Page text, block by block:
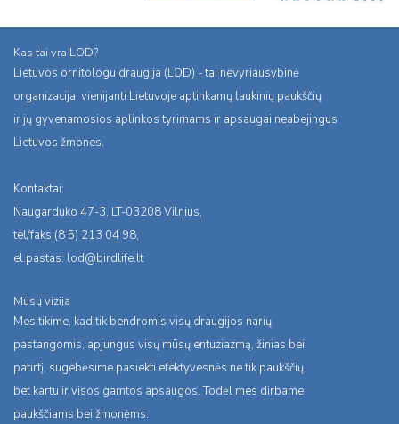
Kas tai yra LOD?
Lietuvos ornitologu draugija (LOD) - tai nevyriausybinė
organizacija, vienijanti Lietuvoje aptinkamų laukinių paukščių
ir jų gyvenamosios aplinkos tyrimams ir apsaugai neabejingus
Lietuvos žmones.
Kontaktai:
Naugarduko 47-3, LT-03208 Vilnius,
tel/faks:(8 5) 213 04 98,
el.pastas: lod@birdlife.lt
Mūsų vizija
Mes tikime, kad tik bendromis visų draugijos narių
pastangomis, apjungus visų mūsų entuziazmą, žinias bei
patirtį, sugebėsime pasiekti efektyvesnės ne tik paukščių,
bet kartu ir visos gamtos apsaugos. Todėl mes dirbame
paukščiams bei žmonėms.